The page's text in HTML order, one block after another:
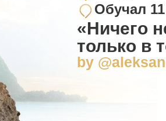
Обучал
«Ничего
только в
by